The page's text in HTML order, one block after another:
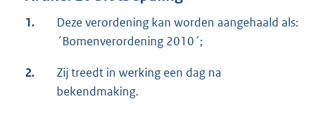
1.
Deze verordening kan worden aangehaald als:
´Bomenverordening 2010´;
2.
Zij treedt in werking een dag na
bekendmaking.